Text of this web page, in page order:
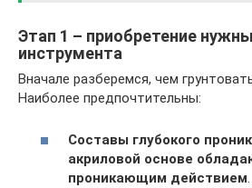
Этап 1 – приобретение
инструмента
Вначале разберемся, чем
Наиболее предпочтительны:
Составы глубокого
акриловой основе
проникающим действием